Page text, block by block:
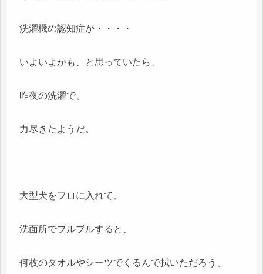
洗濯機の認知症か・・・・
いよいよかも、と思っていたら、
昨夜の洗濯で、
力尽きたようだ。
大型犬をフロに入れて、
洗面所でブルブルすると、
何枚のタオルやシーツでくるんで拭いただろう、